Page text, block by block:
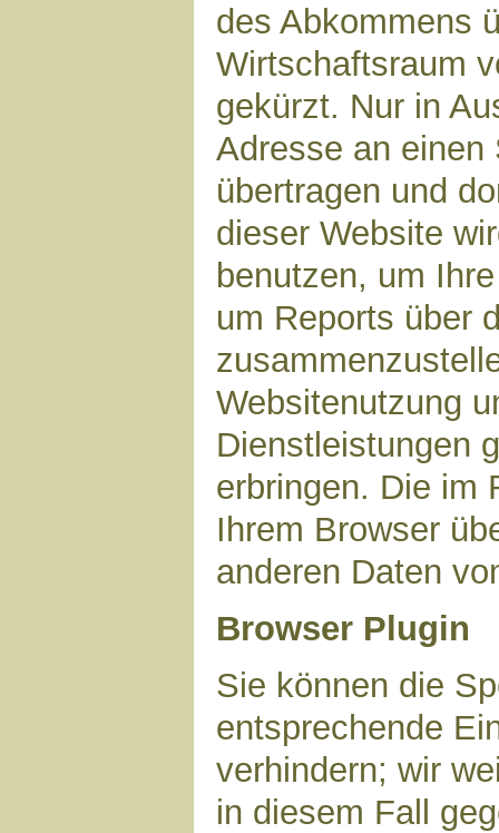
des Abkommens
Wirtschaftsraum
gekürzt. Nur in
Adresse an einen
übertragen und
dieser Website
benutzen, um
um Reports über
Websitenutzung
Dienstleistungen
erbringen. Die im
Ihrem Browser
anderen Daten
Browser Plugin
Sie können die
entsprechende
verhindern; wir
in diesem Fall